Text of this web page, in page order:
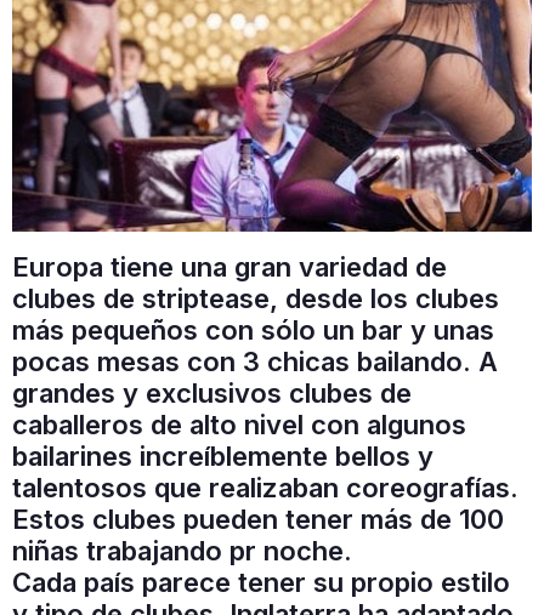
Europa tiene una gran variedad de
clubes de striptease, desde los clubes
más pequeños con sólo un bar y unas
pocas mesas con 3 chicas bailando. A
grandes y exclusivos clubes de
caballeros de alto nivel con algunos
bailarines increíblemente bellos y
talentosos que realizaban coreografías.
Estos clubes pueden tener más de 100
niñas trabajando pr noche.
Cada país parece tener su propio estilo